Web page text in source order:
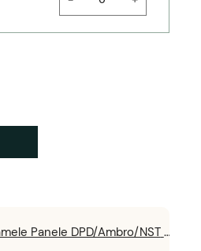
Panele DPD/Ambro/NST